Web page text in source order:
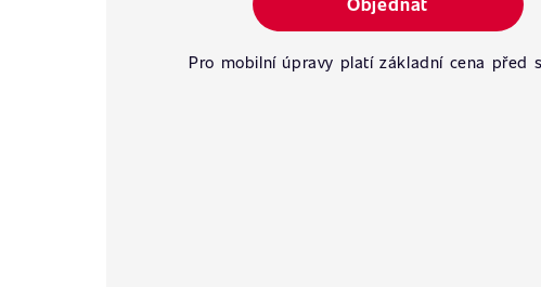
Pro mobilní úpravy platí základní cena před